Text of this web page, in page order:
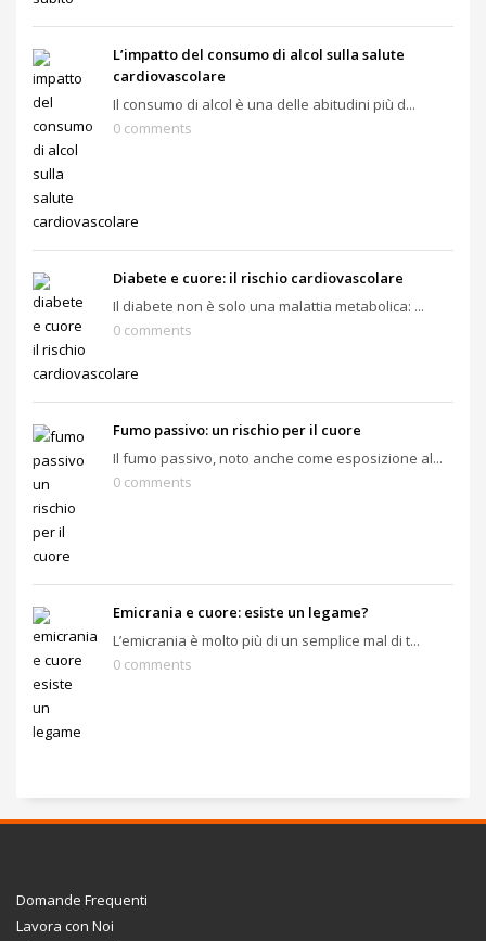
L’impatto del consumo di alcol sulla salute
cardiovascolare
Il consumo di alcol è una delle abitudini più d...
0 comments
Diabete e cuore: il rischio cardiovascolare
Il diabete non è solo una malattia metabolica: ...
0 comments
Fumo passivo: un rischio per il cuore
Il fumo passivo, noto anche come esposizione al...
0 comments
Emicrania e cuore: esiste un legame?
L’emicrania è molto più di un semplice mal di t...
0 comments
Domande Frequenti
Lavora con Noi